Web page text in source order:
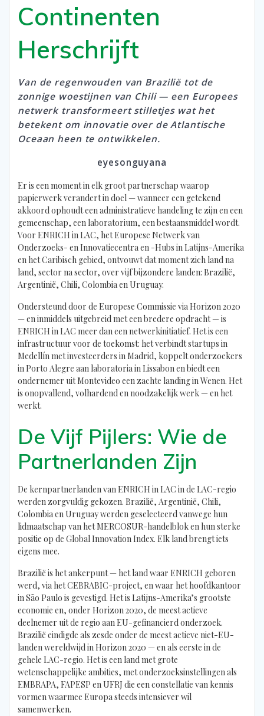
Continenten
Herschrijft
Van de regenwouden van Brazilië tot de
zonnige woestijnen van Chili — een Europees
netwerk transformeert stilletjes wat het
betekent om innovatie over de Atlantische
Oceaan heen te ontwikkelen.
eyesonguyana
Er is een moment in elk groot partnerschap waarop
papierwerk verandert in doel — wanneer een getekend
akkoord ophoudt een administratieve handeling te zijn en een
gemeenschap, een laboratorium, een bestaansmiddel wordt.
Voor ENRICH in LAC, het Europese Netwerk van
Onderzoeks- en Innovatiecentra en -Hubs in Latijns-Amerika
en het Caribisch gebied, ontvouwt dat moment zich land na
land, sector na sector, over vijf bijzondere landen: Brazilië,
Argentinië, Chili, Colombia en Uruguay.
Ondersteund door de Europese Commissie via Horizon 2020
— en inmiddels uitgebreid met een bredere opdracht — is
ENRICH in LAC meer dan een netwerkinitiatief. Het is een
infrastructuur voor de toekomst: het verbindt startups in
Medellín met investeerders in Madrid, koppelt onderzoekers
in Porto Alegre aan laboratoria in Lissabon en biedt een
ondernemer uit Montevideo een zachte landing in Wenen. Het
is onopvallend, volhardend en noodzakelijk werk — en het
werkt.
De Vijf Pijlers: Wie de
Partnerlanden Zijn
De kernpartnerlanden van ENRICH in LAC in de LAC-regio
werden zorgvuldig gekozen. Brazilië, Argentinië, Chili,
Colombia en Uruguay werden geselecteerd vanwege hun
lidmaatschap van het MERCOSUR-handelblok en hun sterke
positie op de Global Innovation Index. Elk land brengt iets
eigens mee.
Brazilië is het ankerpunt — het land waar ENRICH geboren
werd, via het CEBRABIC-project, en waar het hoofdkantoor
in São Paulo is gevestigd. Het is Latijns-Amerika’s grootste
economie en, onder Horizon 2020, de meest actieve
deelnemer uit de regio aan EU-gefinancierd onderzoek.
Brazilië eindigde als zesde onder de meest actieve niet-EU-
landen wereldwijd in Horizon 2020 — en als eerste in de
gehele LAC-regio. Het is een land met grote
wetenschappelijke ambities, met onderzoeksinstellingen als
EMBRAPA, FAPESP en UFRJ die een constellatie van kennis
vormen waarmee Europa steeds intensiever wil
samenwerken.